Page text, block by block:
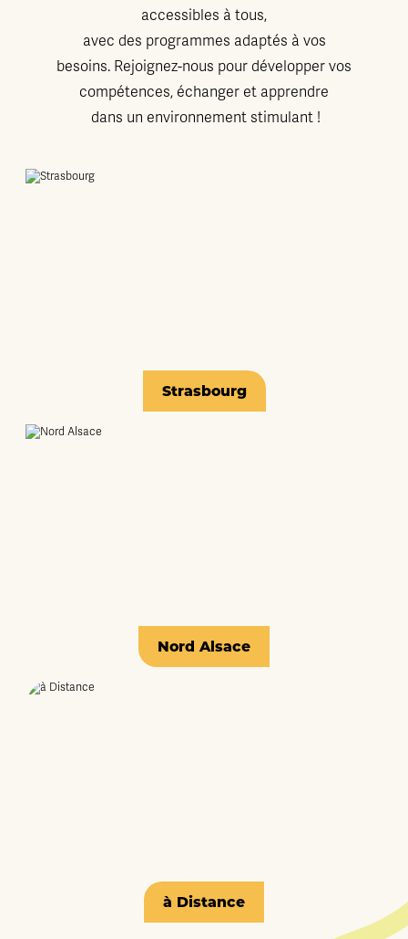
accessibles à tous,
avec des programmes adaptés à vos
besoins. Rejoignez-nous pour développer vos
compétences, échanger et apprendre
dans un environnement stimulant !
Strasbourg
Nord Alsace
à Distance